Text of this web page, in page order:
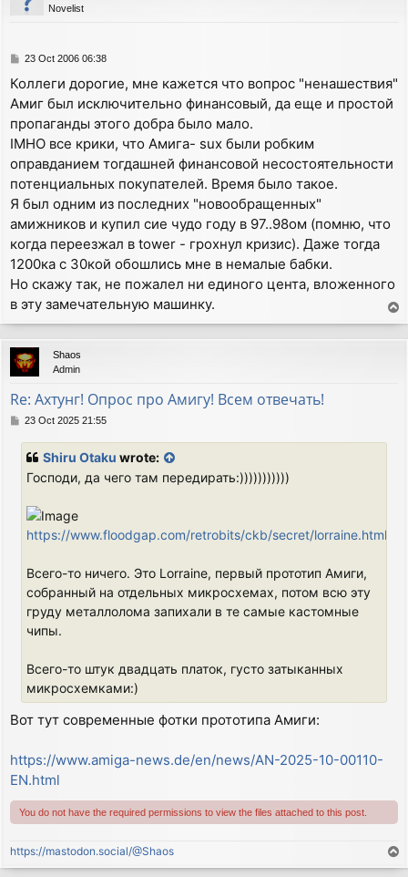
Novelist
P
s
t
23 Oct 2006 06:38
Коллеги дорогие, мне кажется что вопрос "ненашествия"
Амиг был исключительно финансовый, да еще и простой
пропаганды этого добра было мало.
IMHO все крики, что Амига- sux были робким
оправданием тогдашней финансовой несостоятельности
потенциальных покупателей. Время было такое.
Я был одним из последних "новообращенных"
амижников и купил сие чудо году в 97..98ом (помню, что
когда переезжал в tower - грохнул кризис). Даже тогда
1200ка с 30кой обошлись мне в немалые бабки.
Но скажу так, не пожалел ни единого цента, вложенного
в эту замечательную машинку.
o
p
Shaos
Admin
Re: Ахтунг! Опрос про Амигу! Всем отвечать!
P23 Oct 2025 21:55
Shiru Otaku wrote:
Господи, да чего там передирать:)))))))))))
https://www.floodgap.com/retrobits/ckb/secret/lorraine.html
Всего-то ничего. Это Lorraine, первый прототип Амиги,
собранный на отдельных микросхемах, потом всю эту
груду металлолома запихали в те самые кастомные
чипы.
Всего-то штук двадцать платок, густо затыканных
микросхемками:)
Вот тут современные фотки прототипа Амиги:
https://www.amiga-news.de/en/news/AN-2025-10-00110-
EN.html
You do not have the required permissions to view the files attached to this post.
https://mastodon.social/@Shaos
o